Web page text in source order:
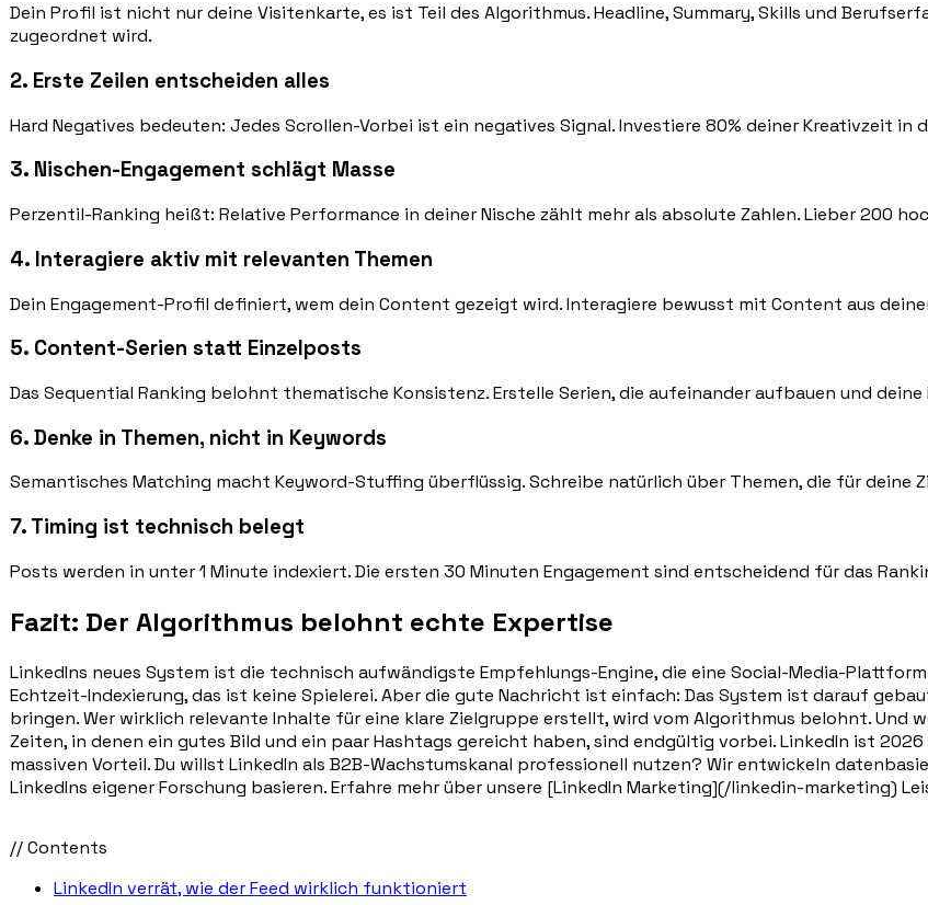
Dein Profil ist nicht nur deine Visitenkarte, es ist Teil des Algorithmus. Headline, Summary, Skills und
zugeordnet wird.
2. Erste Zeilen entscheiden alles
Hard Negatives bedeuten: Jedes Scrollen-Vorbei ist ein negatives Signal. Investiere 80% deiner Kreativzeit in
3. Nischen-Engagement schlägt Masse
Perzentil-Ranking heißt: Relative Performance in deiner Nische zählt mehr als absolute Zahlen. Lieber 200
4. Interagiere aktiv mit relevanten Themen
Dein Engagement-Profil definiert, wem dein Content gezeigt wird. Interagiere bewusst mit Content aus
5. Content-Serien statt Einzelposts
Das Sequential Ranking belohnt thematische Konsistenz. Erstelle Serien, die aufeinander aufbauen und
6. Denke in Themen, nicht in Keywords
Semantisches Matching macht Keyword-Stuffing überflüssig. Schreibe natürlich über Themen, die für deine
7. Timing ist technisch belegt
Posts werden in unter 1 Minute indexiert. Die ersten 30 Minuten Engagement sind entscheidend für das
Fazit: Der Algorithmus belohnt echte Expertise
LinkedIns neues System ist die technisch aufwändigste Empfehlungs-Engine, die eine Social-Media-
Echtzeit-Indexierung, das ist keine Spielerei. Aber die gute Nachricht ist einfach: Das System ist darauf
bringen. Wer wirklich relevante Inhalte für eine klare Zielgruppe erstellt, wird vom Algorithmus belohnt. Und
Zeiten, in denen ein gutes Bild und ein paar Hashtags gereicht haben, sind endgültig vorbei. LinkedIn ist
massiven Vorteil. Du willst LinkedIn als B2B-Wachstumskanal professionell nutzen? Wir entwickeln
LinkedIns eigener Forschung basieren. Erfahre mehr über unsere [LinkedIn Marketing](/linkedin-marketing)
// Contents
LinkedIn verrät, wie der Feed wirklich funktioniert